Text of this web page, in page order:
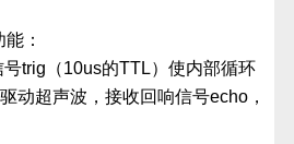
：
trig（10us的TTL）使内部循环
动超声波，接收回响信号echo，